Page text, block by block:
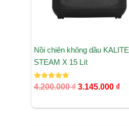
Nồi chiên không dầu KALITE
STEAM X 15 Lít
Được xếp
hạng
4.200.000₫ 3.145.000 ₫